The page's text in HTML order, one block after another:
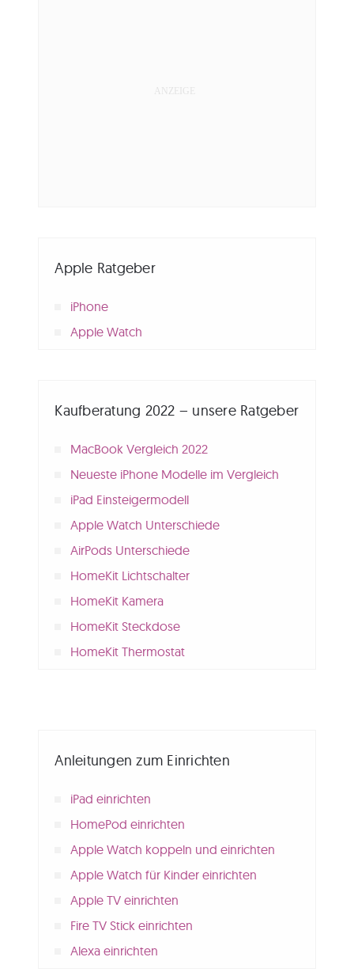
Apple Ratgeber
iPhone
Apple Watch
Kaufberatung 2022 – unsere Ratgeber
MacBook Vergleich 2022
Neueste iPhone Modelle im Vergleich
iPad Einsteigermodell
Apple Watch Unterschiede
AirPods Unterschiede
HomeKit Lichtschalter
HomeKit Kamera
HomeKit Steckdose
HomeKit Thermostat
Anleitungen zum Einrichten
iPad einrichten
HomePod einrichten
Apple Watch koppeln und einrichten
Apple Watch für Kinder einrichten
Apple TV einrichten
Fire TV Stick einrichten
Alexa einrichten